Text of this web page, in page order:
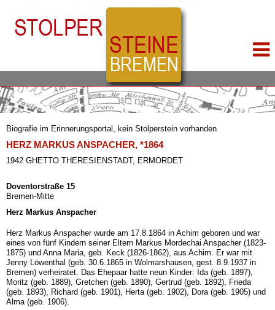
Biografie im Erinnerungsportal, kein Stolperstein vorhanden
HERZ MARKUS ANSPACHER, *1864
1942 GHETTO THERESIENSTADT, ERMORDET
Doventorstraße 15
Bremen-Mitte
Herz Markus Anspacher
Herz Markus Anspacher wurde am 17.8.1864 in Achim geboren und war
eines von fünf Kindern seiner Eltern Markus Mordechai Anspacher (1823-
1875) und Anna Maria, geb. Keck (1826-1862), aus Achim. Er war mit
Jenny Löwenthal (geb. 30.6.1865 in Wolmarshausen, gest. 8.9.1937 in
Bremen) verheiratet. Das Ehepaar hatte neun Kinder: Ida (geb. 1897),
Moritz (geb. 1889), Gretchen (geb. 1890), Gertrud (geb. 1892), Frieda
(geb. 1893), Richard (geb. 1901), Herta (geb. 1902), Dora (geb. 1905) und
Alma (geb. 1906).